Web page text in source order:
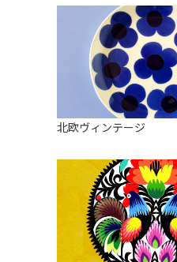
そば猪口・フリーカップ
ココット
薬味入れ
ミキシングボウル
すべて見る
オーナメント
クリーマー
バス・洗面用品
家具小物
小物入れ
アロマポット
バスケット
装飾用タイル・プレート
ミニチュア
ペンダントトップ
すべて見る
北欧ヴィンテージ